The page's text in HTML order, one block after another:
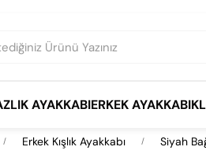
AYAKKABIERKEK AYAKKABI
Erkek Kışlık Ayakkabı Siyah